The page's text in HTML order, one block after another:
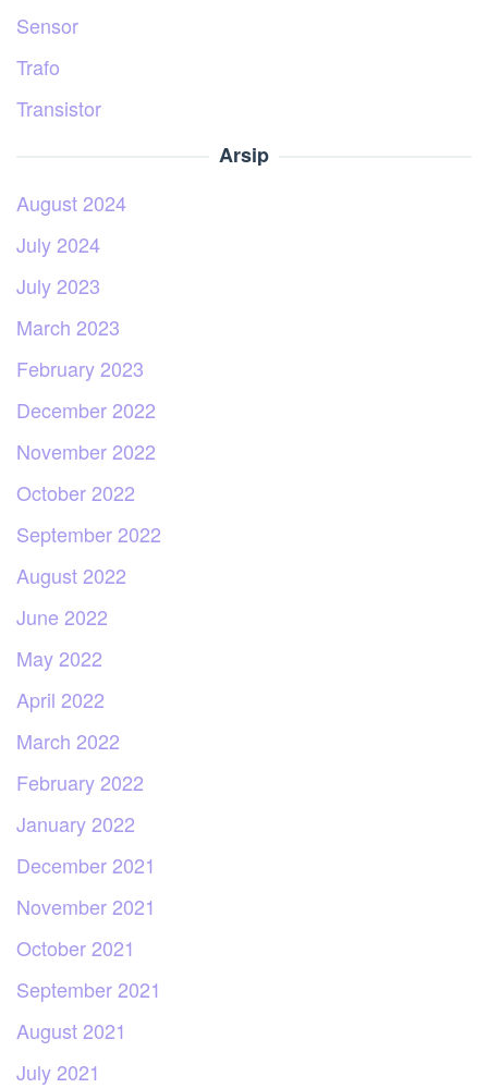
Sensor
Trafo
Transistor
Arsip
August 2024
July 2024
July 2023
March 2023
February 2023
December 2022
November 2022
October 2022
September 2022
August 2022
June 2022
May 2022
April 2022
March 2022
February 2022
January 2022
December 2021
November 2021
October 2021
September 2021
August 2021
July 2021